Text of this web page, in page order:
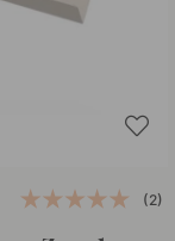
(2)